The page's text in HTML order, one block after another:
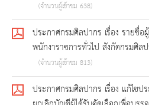
(จำนวนผู้เข้าชม 638)
ประกาศกรมศิลปากร เรื่อง รายชื่อ
พนักงาราชการทั่วไป สังกัดกรมศิล
(จำนวนผู้เข้าชม 813)
ประกาศกรมศิลปากร เรื่อง แก้ไข